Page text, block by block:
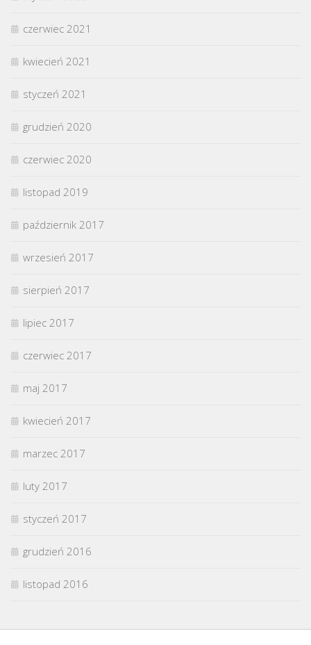
czerwiec 2021
kwiecień 2021
styczeń 2021
grudzień 2020
czerwiec 2020
listopad 2019
październik 2017
wrzesień 2017
sierpień 2017
lipiec 2017
czerwiec 2017
maj 2017
kwiecień 2017
marzec 2017
luty 2017
styczeń 2017
grudzień 2016
listopad 2016